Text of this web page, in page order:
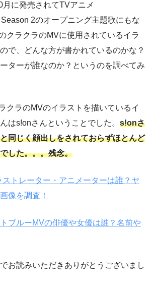
に発売されてTVアニメ
Season 2のオープニング主題歌にもな
クラクラのMVに使用されているイラ
で、どんな方が書かれているのかな？
ターが誰なのか？というのを調べてみ
クラのMVのイラストを描いているイ
はs!onさんということでした。 s!onさ
同じく顔出しをされておらずほとんど
した。。。残念。
トレーター・アニメーターは誰？ヤ
像を調査！
ブルーMVの俳優や女優は誰？名前や
お読みいただきありがとうございまし